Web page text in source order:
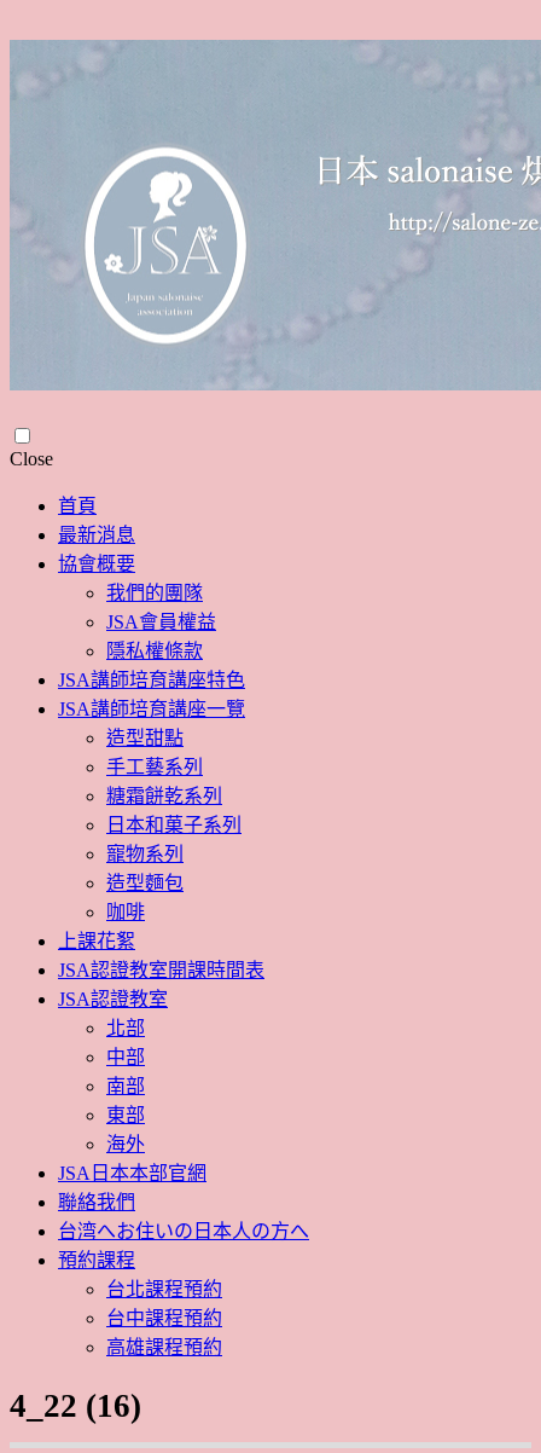
CloseSkip
content
首頁
最新消息
協會概要
我們的團隊
JSA會員權益
隱私權條款
JSA講師培育講座特色
JSA講師培育講座一覽
造型甜點
手工藝系列
糖霜餅乾系列
日本和菓子系列
寵物系列
造型麵包
咖啡
上課花絮
JSA認證教室開課時間表
JSA認證教室
北部
中部
南部
東部
海外
JSA日本本部官網
聯絡我們
台湾へお住いの日本人の方へ
預約課程
台北課程預約
台中課程預約
高雄課程預約
4_22 (16)